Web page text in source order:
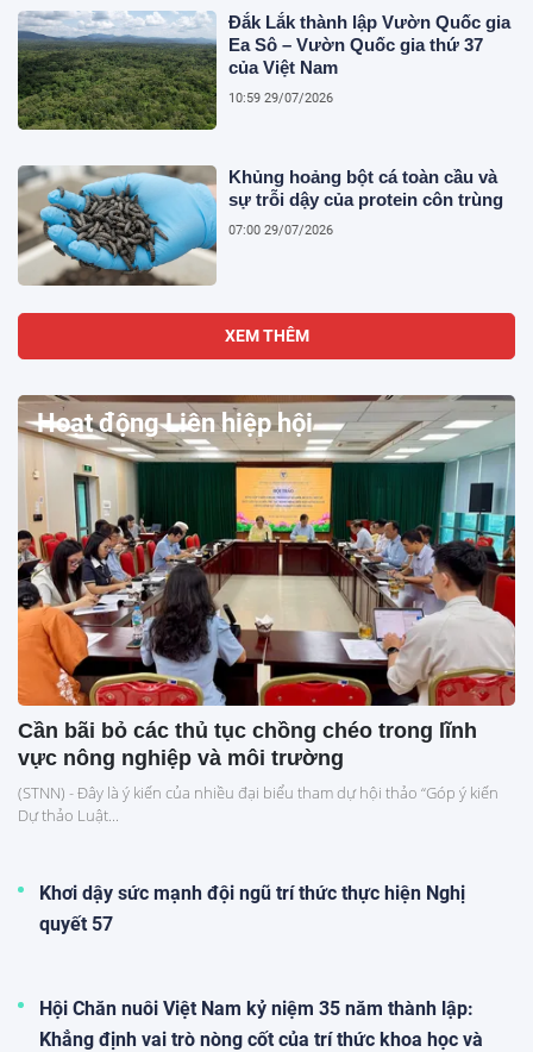
Đắk Lắk thành lập Vườn Quốc gia
Ea Sô – Vườn Quốc gia thứ 37
của Việt Nam
10:59 29/07/2026
Khủng hoảng bột cá toàn cầu và
sự trỗi dậy của protein côn trùng
07:00 29/07/2026
XEM THÊM
Hoạt động Liên hiệp hội
Cần bãi bỏ các thủ tục chồng chéo trong lĩnh
vực nông nghiệp và môi trường
(STNN) - Đây là ý kiến của nhiều đại biểu tham dự hội thảo “Góp ý kiến
Dự thảo Luật...
Khơi dậy sức mạnh đội ngũ trí thức thực hiện Nghị
quyết 57
Hội Chăn nuôi Việt Nam kỷ niệm 35 năm thành lập:
Khẳng định vai trò nòng cốt của trí thức khoa học và